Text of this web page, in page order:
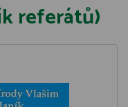
referátů)